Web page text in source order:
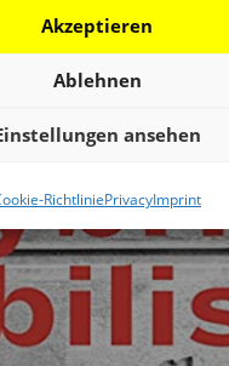
Akzeptieren
Ablehnen
ansehen
RichtliniePrivacyImprint